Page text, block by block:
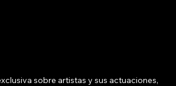
sobre artistas y sus actuaciones,